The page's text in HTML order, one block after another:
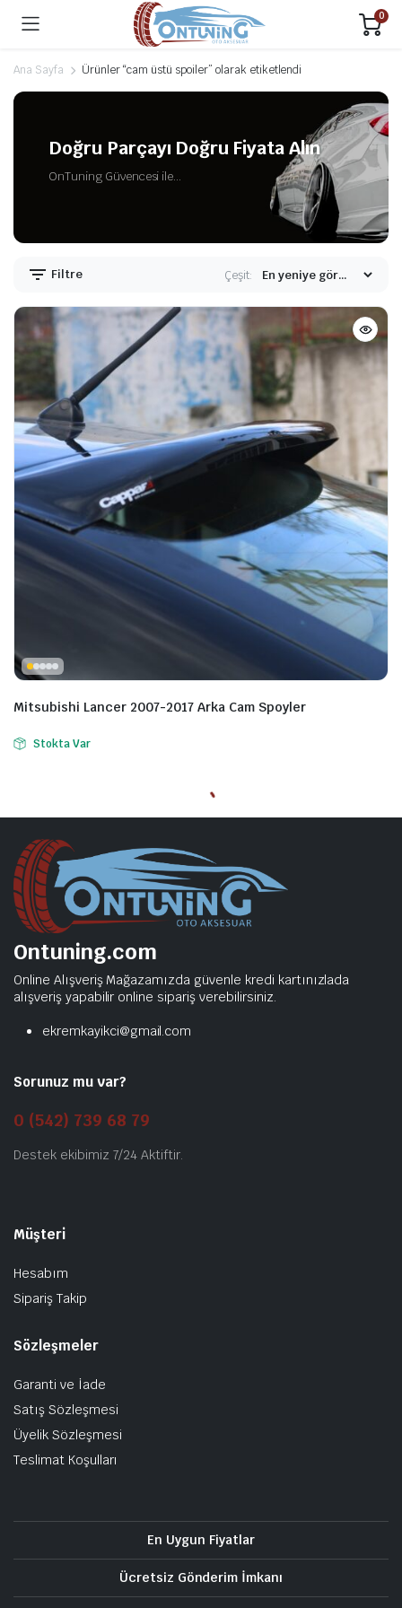
0
Ana Sayfa Ürünler “cam üstü spoiler” olarak etiketlendi
Doğru Parçayı Doğru Fiyata Alın
OnTuning Güvencesi ile...
Filtre Çeşit:
Mitsubishi Lancer 2007-2017 Arka Cam Spoyler
Stokta Var
Ontuning.com
Online Alışveriş Mağazamızda güvenle kredi kartınızlada
alışveriş yapabilir online sipariş verebilirsiniz.
ekremkayikci@gmail.com
Sorunuz mu var?
0 (542) 739 68 79
Destek ekibimiz 7/24 Aktiftir.
Müşteri
Hesabım
Sipariş Takip
Sözleşmeler
Garanti ve İade
Satış Sözleşmesi
Üyelik Sözleşmesi
Teslimat Koşulları
En Uygun Fiyatlar
Ücretsiz Gönderim İmkanı